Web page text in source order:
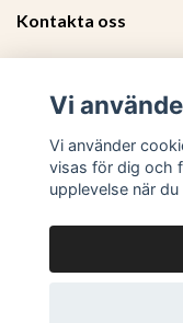
Kontakta oss
Sociala medier
© 2026 Trendiga
Vi
Vi använder
visas för dig och
upplevelse när